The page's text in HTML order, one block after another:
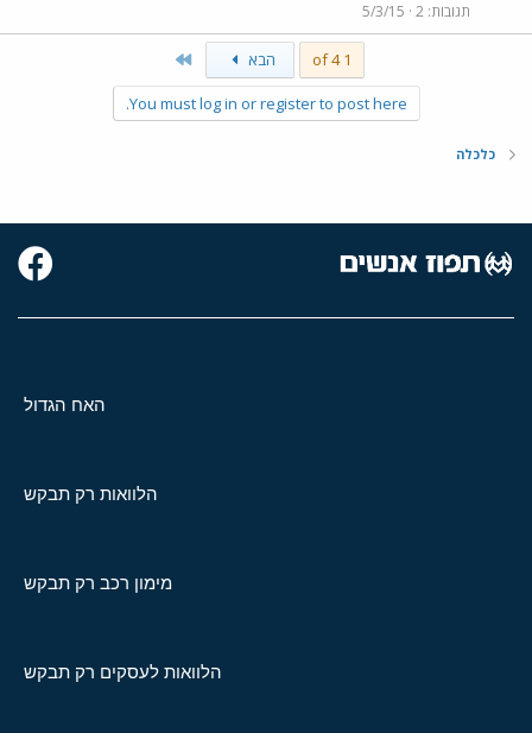
תגובות 2
5/3/15
1 of 4 הבא
You must log in or register to post here.
כלכלה
האח הגדול
הלוואות רק תבקש
מימון רכב רק תבקש
הלוואות לעסקים רק תבקש